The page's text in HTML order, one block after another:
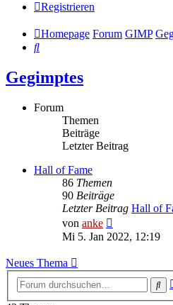
Registrieren
Homepage Forum GIMP
Suche
Gegimptes
Forum
Themen
Beiträge
Letzter Beitrag
Hall of Fame
86 Themen
90 Beiträge
Letzter Beitrag Hall of
von anke
Beitrag
Mi 5. Jan 2022, 12:19
Neues Thema